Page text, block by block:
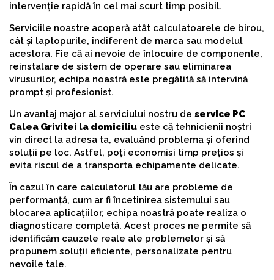
intervenție rapidă în cel mai scurt timp posibil.
Serviciile noastre acoperă atât calculatoarele de birou,
cât și laptopurile, indiferent de marca sau modelul
acestora. Fie că ai nevoie de înlocuire de componente,
reinstalare de sistem de operare sau eliminarea
virusurilor, echipa noastră este pregătită să intervină
prompt și profesionist.
Un avantaj major al serviciului nostru de service PC
Calea Grivitei la domiciliu este că tehnicienii noștri
vin direct la adresa ta, evaluând problema și oferind
soluții pe loc. Astfel, poți economisi timp prețios și
evita riscul de a transporta echipamente delicate.
În cazul în care calculatorul tău are probleme de
performanță, cum ar fi încetinirea sistemului sau
blocarea aplicațiilor, echipa noastră poate realiza o
diagnosticare completă. Acest proces ne permite să
identificăm cauzele reale ale problemelor și să
propunem soluții eficiente, personalizate pentru
nevoile tale.